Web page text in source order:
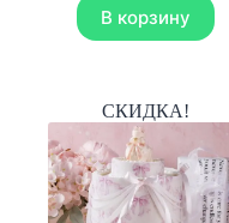
В корзину
СКИДКА!